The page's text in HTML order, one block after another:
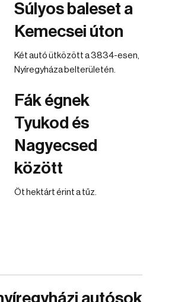
Súlyos baleset a
Kemecsei úton
Két autó ütközött a 3834-esen,
Nyíregyháza belterületén.
Fák égnek
Tyukod és
Nagyecsed
között
Öt hektárt érint a tűz.
autósok